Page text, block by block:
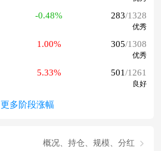
-0.48% 283/1328
优秀
1.00% 305/1308
优秀
5.33% 501/1261
良好
更多阶段涨幅
概况、持仓、规模、分红